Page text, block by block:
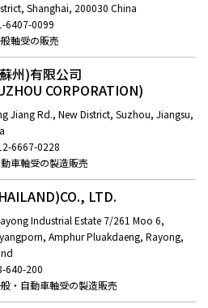
Shanghai, 200030 China
6407-0099
軸受の販売
州)有限公司
CORPORATION)
Jiang Rd., New District, Suzhou, Jiangsu,
6667-0228
車軸受の製造販売
LTD.
Industrial Estate 7/261 Moo 6,
Amphur Pluakdaeng, Rayong,
640-200
・自動車軸受の製造販売